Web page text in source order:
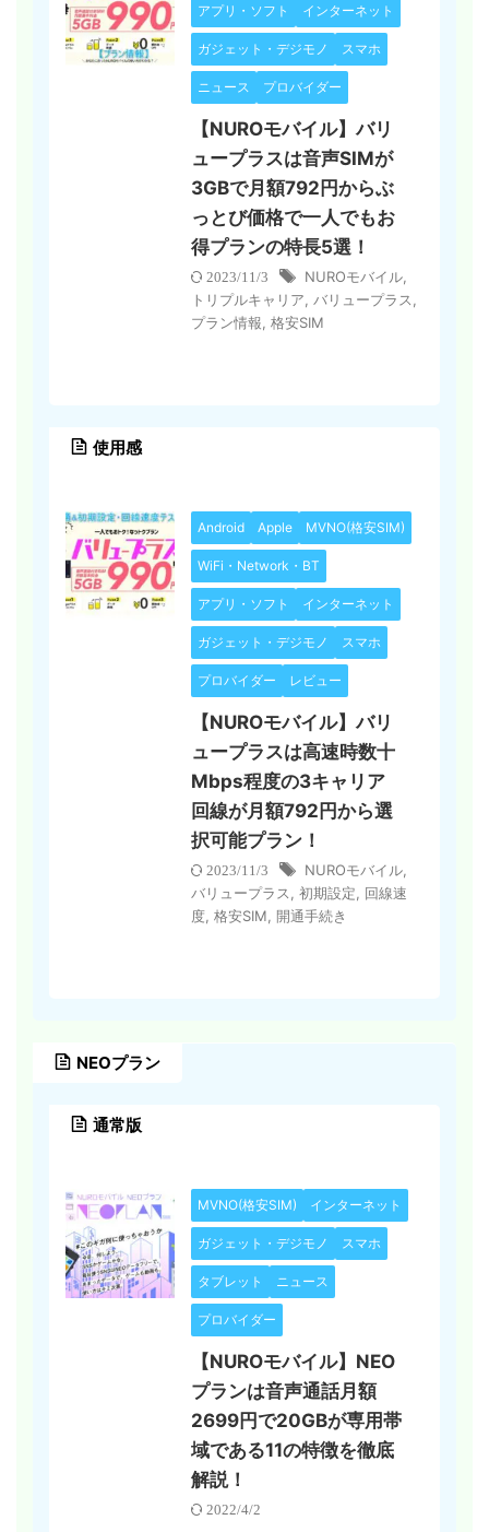
アプリ・ソフト インターネット
ガジェット・デジモノ スマホ
ニュース プロバイダー
【NUROモバイル】バリ
ュープラスは音声SIMが
3GBで月額792円からぶ
っとび価格で一人でもお
得プランの特長5選！
2023/11/3 NUROモバイル
トリプルキャリア
バリュープラス
プラン情報 格安SIM
使用感
Android Apple MVNO(格安SIM)
WiFi・Network・BT
アプリ・ソフト インターネット
ガジェット・デジモノ スマホ
プロバイダー レビュー
【NUROモバイル】バリ
ュープラスは高速時数十
Mbps程度の3キャリア
回線が月額792円から選
択可能プラン！
2023/11/3 NUROモバイル
バリュープラス
初期設定
回線速
度 格安SIM 開通手続き
NEOプラン
通常版
MVNO(格安SIM) インターネット
ガジェット・デジモノ スマホ
タブレット ニュース
プロバイダー
【NUROモバイル】NEO
プランは音声通話月額
2699円で20GBが専用帯
域である11の特徴を徹底
解説！
2022/4/2